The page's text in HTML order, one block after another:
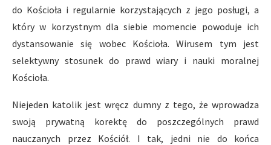
do Kościoła i regularnie korzystających z jego posługi, a
który w korzystnym dla siebie momencie powoduje ich
dystansowanie się wobec Kościoła. Wirusem tym jest
selektywny stosunek do prawd wiary i nauki moralnej
Kościoła.
Niejeden katolik jest wręcz dumny z tego, że wprowadza
swoją prywatną korektę do poszczególnych prawd
nauczanych przez Kościół. I tak, jedni nie do końca